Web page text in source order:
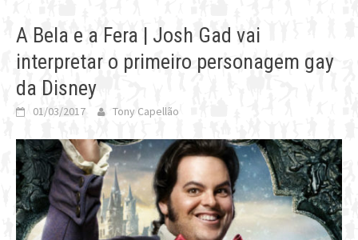
A Bela e a Fera | Josh Gad vai
interpretar o primeiro personagem gay
da Disney
01/03/2017 Tony Capellão